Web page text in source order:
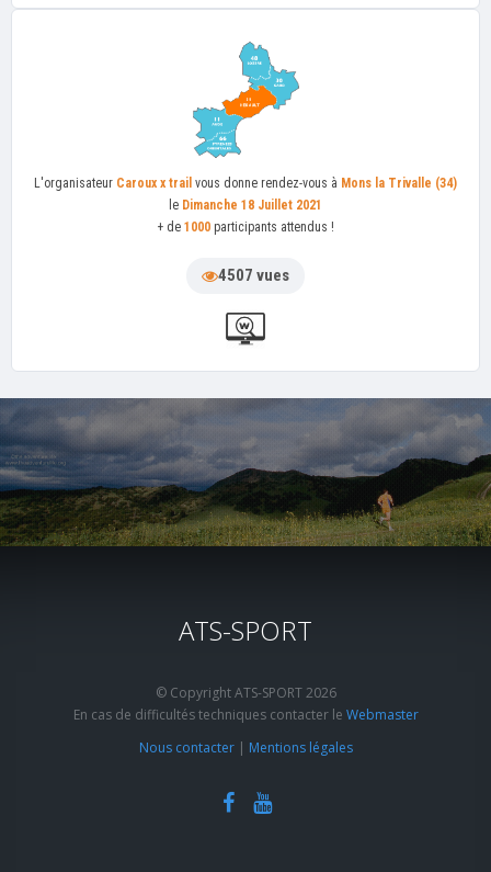
L'organisateur Caroux x trail vous donne rendez-vous à Mons la Trivalle (34)
le Dimanche 18 Juillet 2021
+ de 1000 participants attendus !
4507 vues
ATS-SPORT
© Copyright ATS-SPORT 2026
En cas de difficultés techniques contacter le Webmaster
Nous contacter| Mentions légales